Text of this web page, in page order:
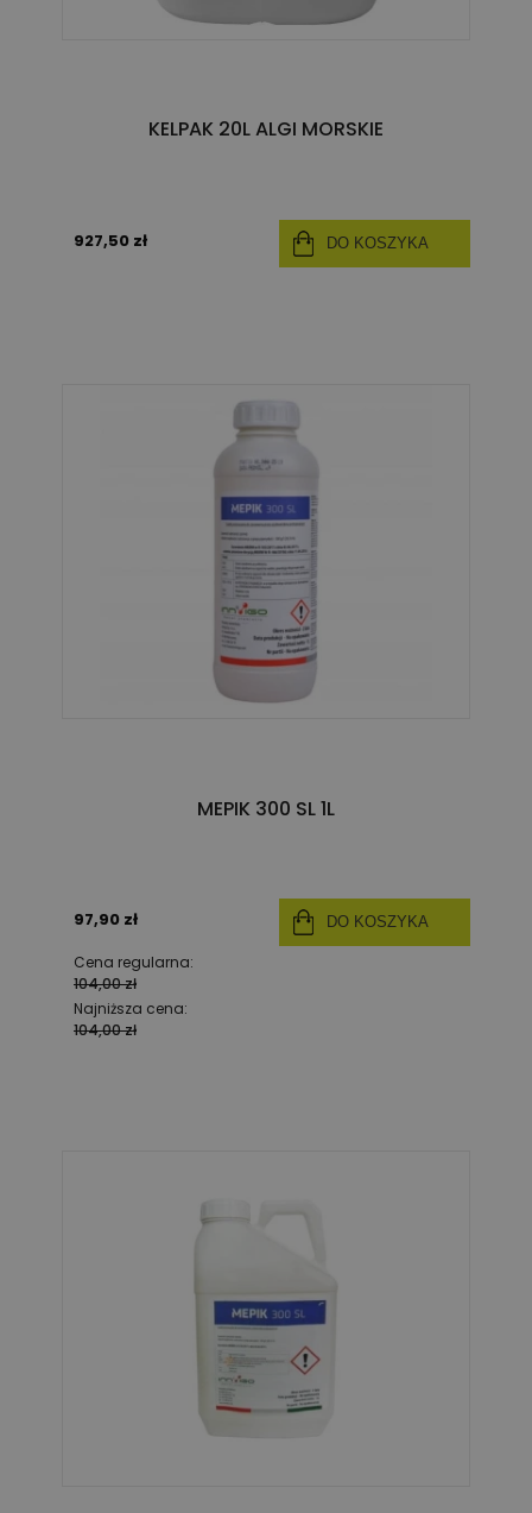
KELPAK 20L ALGI MORSKIE
927,50 zł DO KOSZYKA
MEPIK 300 SL 1L
97,90 zł
Cena regularna:
104,00 zł
Najniższa cena:
104,00 zł
DO KOSZYKA